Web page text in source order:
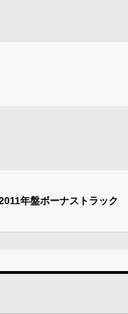
年盤ボーナストラック